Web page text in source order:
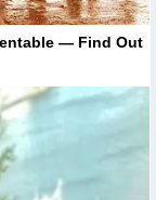
— Find Out